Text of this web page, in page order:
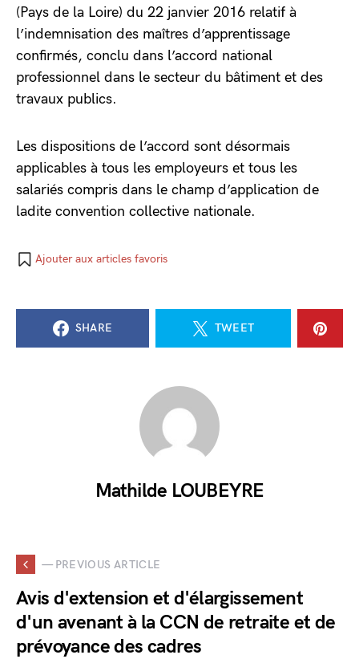
(Pays de la Loire) du 22 janvier 2016 relatif à
l’indemnisation des maîtres d’apprentissage
confirmés, conclu dans l’accord national
professionnel dans le secteur du bâtiment et des
travaux publics.
Les dispositions de l’accord sont désormais
applicables à tous les employeurs et tous les
salariés compris dans le champ d’application de
ladite convention collective nationale.
Ajouter aux articles favoris
SHARE TWEET
Mathilde LOUBEYRE
— PREVIOUS ARTICLE
Avis d'extension et d'élargissement
d'un avenant à la CCN de retraite et de
prévoyance des cadres